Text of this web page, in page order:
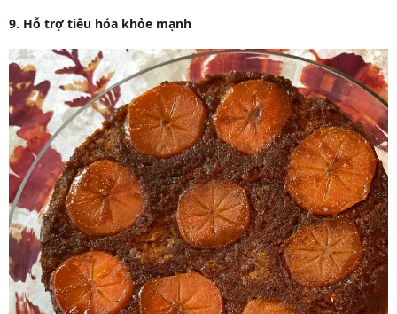
9. Hỗ trợ tiêu hóa khỏe mạnh